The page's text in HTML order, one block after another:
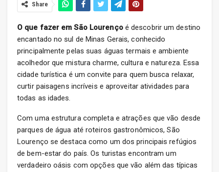
Share
O que fazer em São Lourençoé descobrir um destino
encantado no sul de Minas Gerais, conhecido
principalmente pelas suas águas termais e ambiente
acolhedor que mistura charme, cultura e natureza. Essa
cidade turística é um convite para quem busca relaxar,
curtir paisagens incríveis e aproveitar atividades para
todas as idades.
Com uma estrutura completa e atrações que vão desde
parques de água até roteiros gastronômicos, São
Lourenço se destaca como um dos principais refúgios
de bem-estar do país. Os turistas encontram um
verdadeiro oásis com opções que vão além das típicas